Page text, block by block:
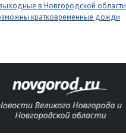
в Новгородской области
кратковременные дожди